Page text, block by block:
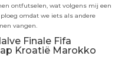
ontfutselen, wat volgens mij een
omdat we iets als andere
vangen.
Finale Fifa
Kroatië Marokko